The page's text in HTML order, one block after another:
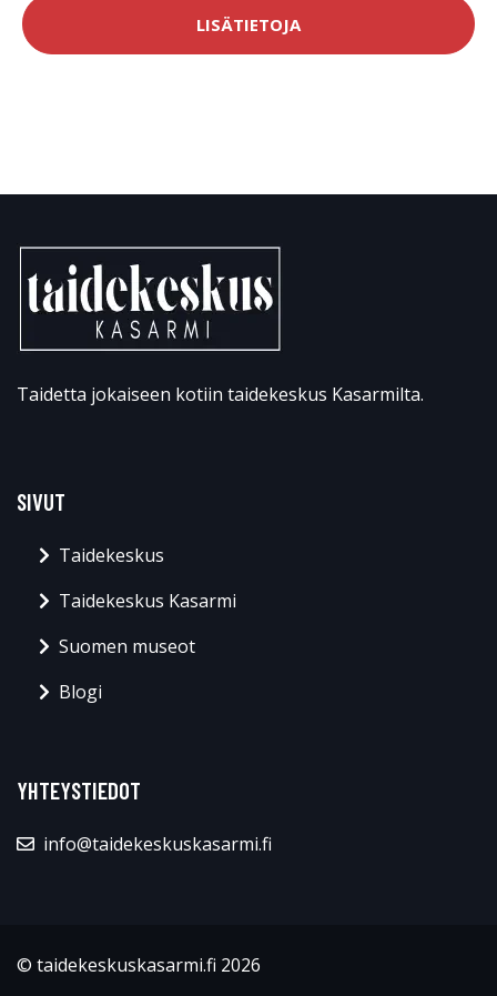
LISÄTIETOJA
Taidetta jokaiseen kotiin taidekeskus Kasarmilta.
SIVUT
Taidekeskus
Taidekeskus Kasarmi
Suomen museot
Blogi
YHTEYSTIEDOT
info@taidekeskuskasarmi.fi
© taidekeskuskasarmi.fi 2026